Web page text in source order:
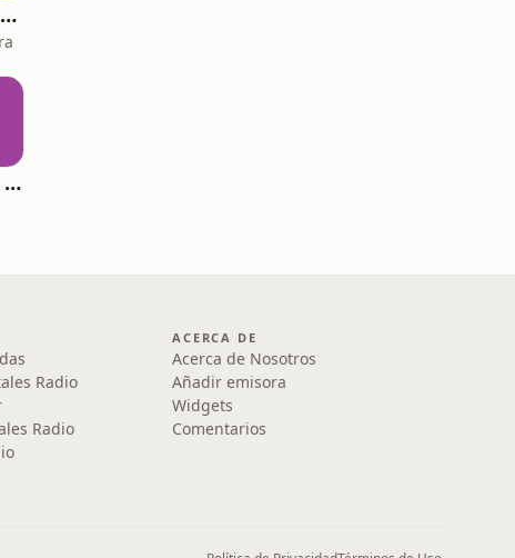
Ciberseguridad Sin Censura
El podcast de Amor FM
Radio
Radio
ACERCA DE
Acerca de Nosotros
Añadir emisora
Widgets
Comentarios